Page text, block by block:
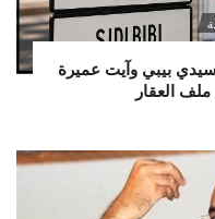
بيبي وآيت عميرة
العقار